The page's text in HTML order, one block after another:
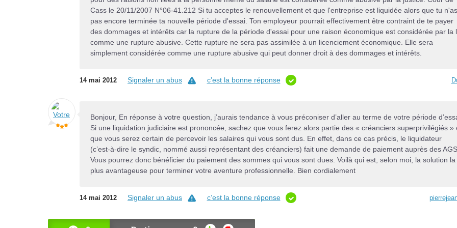
Cass le 20/11/2007 N°06-41.212 Si tu acceptes le renouvellement et que l'entreprise est liquidée alors que tu n'as
pas encore terminée ta nouvelle période d'essai. Ton employeur pourrait effectivement être contraint de te payer
des dommages et intérêts car la rupture de la période d'essai pour une raison économique est considérée par la
comme une rupture abusive. Cette rupture ne sera pas assimilée à un licenciement économique. Elle sera
simplement considérée comme une rupture abusive qui peut donner droit à des dommages et intérêts.
14 mai 2012 Signaler un abus c’est la bonne réponse
Bonjour, En réponse à votre question, j’aurais tendance à vous préconiser d’aller au terme de votre période
Si une liquidation judiciaire est prononcée, sachez que vous ferez alors partie des « créanciers superprivilégiés »
que vous serez certain de percevoir les salaires qui vous sont dus. En effet, dans ce cas précis, le liquidateur
(c’est-à-dire le syndic, nommé aussi représentant des créanciers) fait une demande de paiement auprès des AGS.
Vous pourrez donc bénéficier du paiement des sommes qui vous sont dues. Voilà qui est, selon moi, la solution la
plus avantageuse pour terminer votre aventure professionnelle. Bien cordialement
14 mai 2012 Signaler un abus c’est la bonne réponse